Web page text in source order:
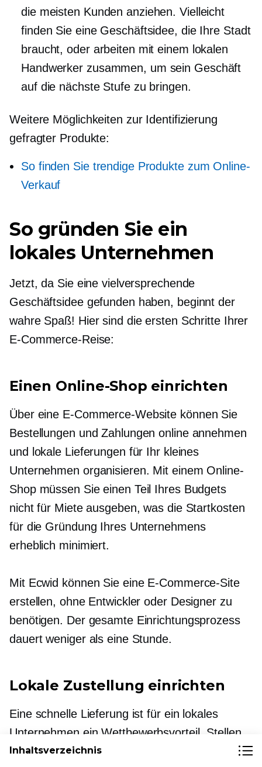
die meisten Kunden anziehen. Vielleicht
finden Sie eine Geschäftsidee, die Ihre Stadt
braucht, oder arbeiten mit einem lokalen
Handwerker zusammen, um sein Geschäft
auf die nächste Stufe zu bringen.
Weitere Möglichkeiten zur Identifizierung
gefragter Produkte:
So finden Sie trendige Produkte zum Online-
Verkauf
So gründen Sie ein
lokales Unternehmen
Jetzt, da Sie eine vielversprechende
Geschäftsidee gefunden haben, beginnt der
wahre Spaß! Hier sind die ersten Schritte Ihrer
E-Commerce-Reise:
Einen Online-Shop einrichten
Über eine E-Commerce-Website können Sie
Bestellungen und Zahlungen online annehmen
und lokale Lieferungen für Ihr kleines
Unternehmen organisieren. Mit einem Online-
Shop müssen Sie einen Teil Ihres Budgets
nicht für Miete ausgeben, was die Startkosten
für die Gründung Ihres Unternehmens
erheblich minimiert.
Mit Ecwid können Sie eine E-Commerce-Site
erstellen, ohne Entwickler oder Designer zu
benötigen. Der gesamte Einrichtungsprozess
dauert weniger als eine Stunde.
Lokale Zustellung einrichten
Eine schnelle Lieferung ist für ein lokales
Unternehmen ein Wettbewerbsvorteil. Stellen
Sie sicher, dass Sie die Lieferung so
Inhaltsverzeichnis